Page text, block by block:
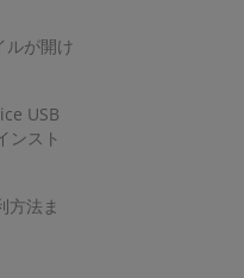
ルが開け
USB
ンスト
方法ま